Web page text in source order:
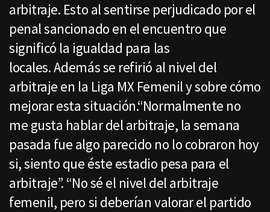
arbitraje. Esto al sentirse perjudicado por el
penal sancionado en el encuentro que
significó la igualdad para las
locales. Además se refirió al nivel del
arbitraje en la Liga MX Femenil y sobre cómo
mejorar esta situación.“Normalmente no
me gusta hablar del arbitraje, la semana
pasada fue algo parecido no lo cobraron hoy
si, siento que éste estadio pesa para el
arbitraje”. “No sé el nivel del arbitraje
femenil, pero si deberían valorar el partido